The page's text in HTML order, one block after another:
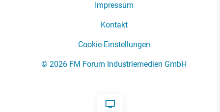
Impressum
Kontakt
Cookie-Einstellungen
© 2026 FM Forum Industriemedien GmbH